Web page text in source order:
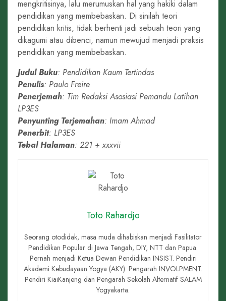
mengkritisinya, lalu merumuskan hal yang hakiki dalam
pendidikan yang membebaskan. Di sinilah teori
pendidikan kritis, tidak berhenti jadi sebuah teori yang
dikagumi atau dibenci, namun mewujud menjadi praksis
pendidikan yang membebaskan.
Judul Buku: Pendidikan Kaum Tertindas
Penulis: Paulo Freire
Penerjemah: Tim Redaksi Asosiasi Pemandu Latihan
LP3ES
Penyunting Terjemahan: Imam Ahmad
Penerbit: LP3ES
Tebal Halaman: 221 + xxxvii
Toto Rahardjo
Seorang otodidak, masa muda dihabiskan menjadi Fasilitator
Pendidikan Popular di Jawa Tengah, DIY, NTT dan Papua.
Pernah menjadi Ketua Dewan Pendidikan INSIST. Pendiri
Akademi Kebudayaan Yogya (AKY). Pengarah INVOLPMENT.
Pendiri KiaiKanjeng dan Pengarah Sekolah Alternatif SALAM
Yogyakarta.